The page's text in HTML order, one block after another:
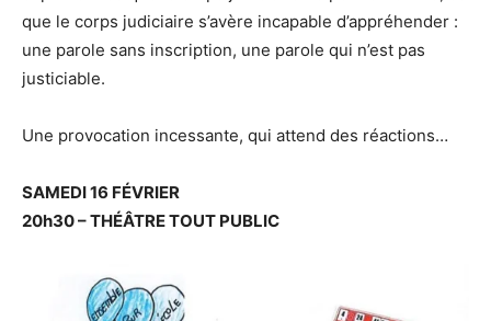
que le corps judiciaire s’avère incapable d’appréhender :
une parole sans inscription, une parole qui n’est pas
justiciable.
Une provocation incessante, qui attend des réactions…
SAMEDI 16 FÉVRIER
20h30 – THÉÂTRE TOUT PUBLIC